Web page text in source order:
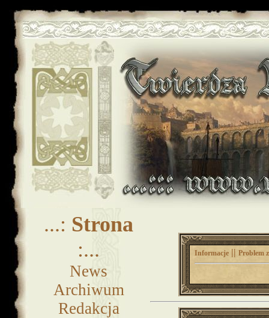
...: Strona
:...
News
Archiwum
Redakcja
Informacje || Problem